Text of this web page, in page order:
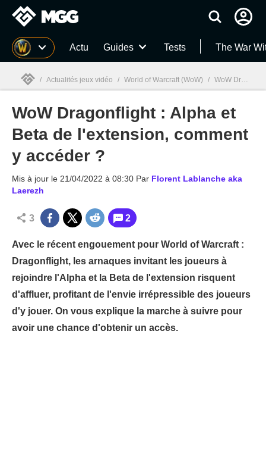
MGG Actu Guides Tests The War
MGG
/ Actualités jeux vidéo / World of Warcraft (WoW) / WoW Dragonflight : Alpha et Beta de l'extension, comment y accéder ?
WoW Dragonflight : Alpha et
Beta de l'extension, comment
y accéder ?
Mis à jour le 21/04/2022 à 08:30 Par Florent Lablanche aka
Laerezh
3 2
Avec le récent engouement pour World of Warcraft :
Dragonflight, les arnaques invitant les joueurs à
rejoindre l'Alpha et la Beta de l'extension risquent
d'affluer, profitant de l'envie irrépressible des joueurs
d'y jouer. On vous explique la marche à suivre pour
avoir une chance d'obtenir un accès.